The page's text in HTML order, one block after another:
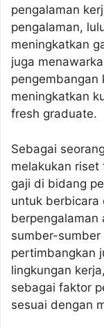
pengalaman
pengalaman,
meningkatkan
juga
pengembangan
meningkatkan
fresh graduate.
Sebagai
melakukan riset
gaji di bidang
untuk berbicara
berpengalaman
sumber-sumber
pertimbangkan
lingkungan
sebagai faktor
sesuai dengan